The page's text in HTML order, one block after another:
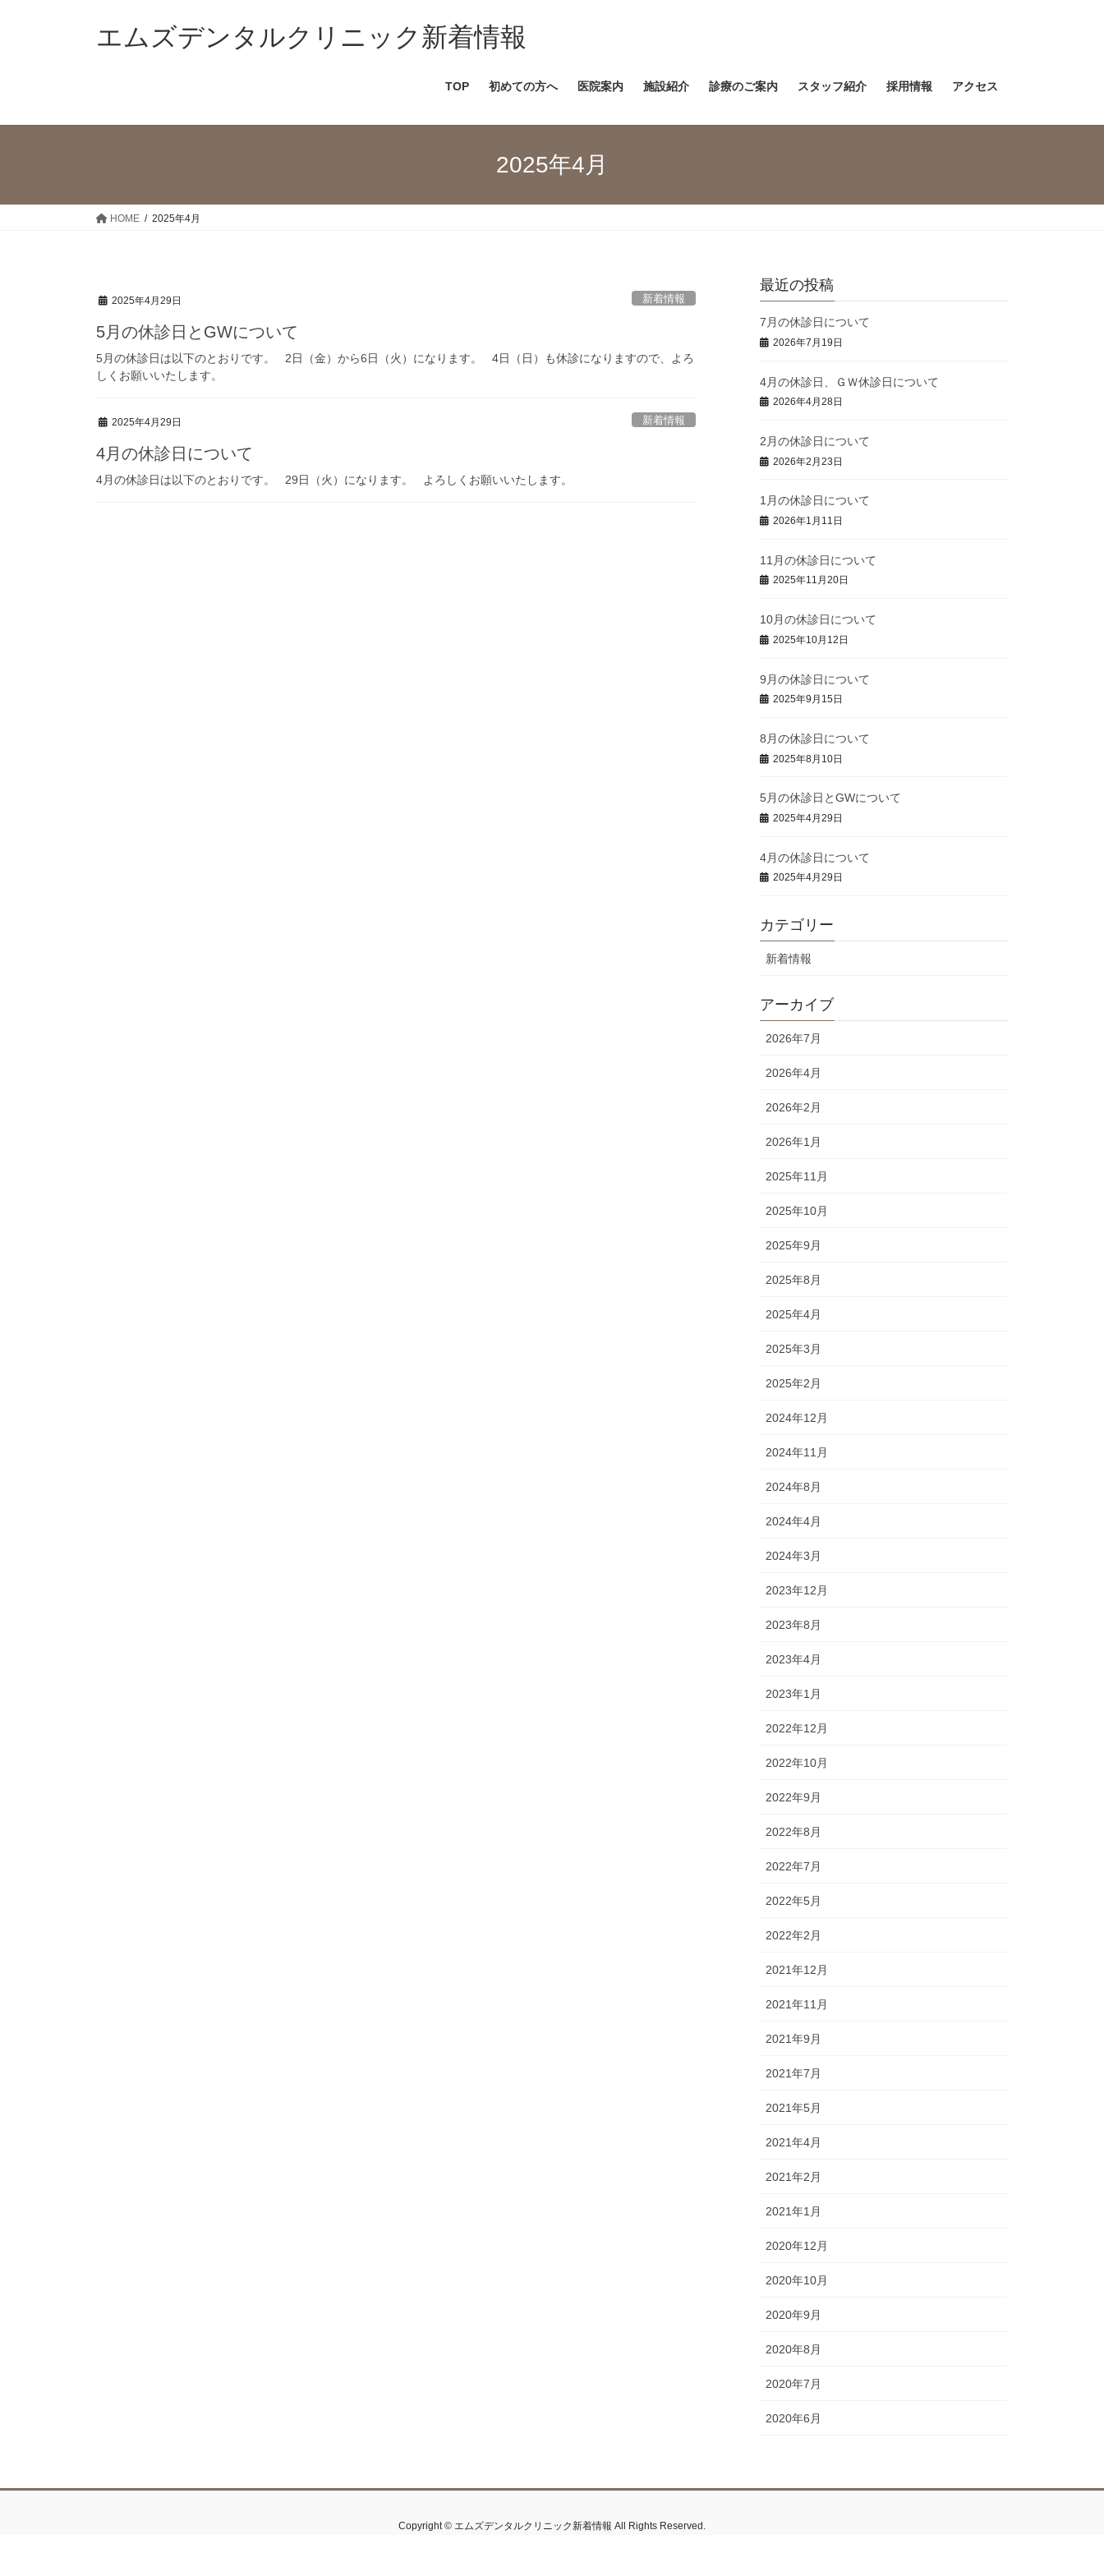
ス
ン
エムズデンタルクリニック新着情報
TOP 初めての方へ 医院案内 施設紹介 診療のご案内 スタッフ紹介 採用情報 アクセス
2025年4月
HOME 2025年4月
2025年4月29日 新着情報
5月の休診日とGWについて
5月の休診日は以下のとおりです。 2日（金）から6日（火）になります。 4日（日）も休診になりますので、よろ
しくお願いいたします。
2025年4月29日 新着情報
4月の休診日について
4月の休診日は以下のとおりです。 29日（火）になります。 よろしくお願いいたします。
最近の投稿
7月の休診日について
2026年7月19日
4月の休診日、ＧＷ休診日について
2026年4月28日
2月の休診日について
2026年2月23日
1月の休診日について
2026年1月11日
11月の休診日について
2025年11月20日
10月の休診日について
2025年10月12日
9月の休診日について
2025年9月15日
8月の休診日について
2025年8月10日
5月の休診日とGWについて
2025年4月29日
4月の休診日について
2025年4月29日
カテゴリー
新着情報
アーカイブ
2026年7月
2026年4月
2026年2月
2026年1月
2025年11月
2025年10月
2025年9月
2025年8月
2025年4月
2025年3月
2025年2月
2024年12月
2024年11月
2024年8月
2024年4月
2024年3月
2023年12月
2023年8月
2023年4月
2023年1月
2022年12月
2022年10月
2022年9月
2022年8月
2022年7月
2022年5月
2022年2月
2021年12月
2021年11月
2021年9月
2021年7月
2021年5月
2021年4月
2021年2月
2021年1月
2020年12月
2020年10月
2020年9月
2020年8月
2020年7月
2020年6月
Copyright © エムズデンタルクリニック新着情報 All Rights Reserved.